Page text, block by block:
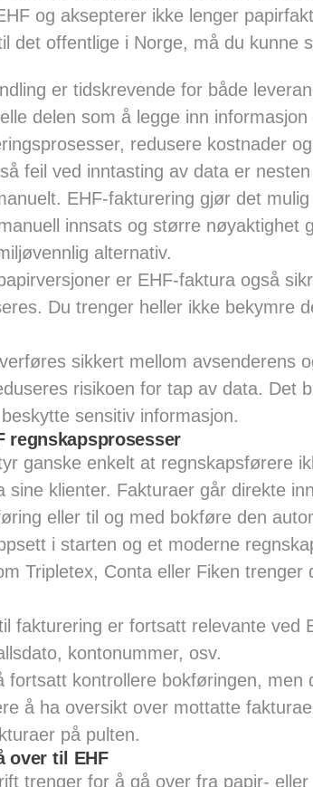
og aksepterer ikke lenger
det offentlige i Norge, må du kunne
er tidskrevende for både
delen som å legge inn
redusere kostnader
feil ved inntasting av data er
EHF-fakturering gjør det
innsats og større nøyaktighet
alternativ.
er EHF-faktura også
Du trenger heller ikke bekymre
sikkert mellom avsenderens
risikoen for tap av data. Det
sensitiv informasjon.
regnskapsprosesser
ganske enkelt at regnskapsførere
sine klienter. Fakturaer går direkte
eller til og med bokføre den
i starten og et moderne
Tripletex, Conta eller Fiken trenger
fakturering er fortsatt relevante ved
kontonummer, osv.
fortsatt kontrollere bokføringen, men
å ha oversikt over mottatte
på pulten.
over til EHF
trenger for å gå over fra papir-